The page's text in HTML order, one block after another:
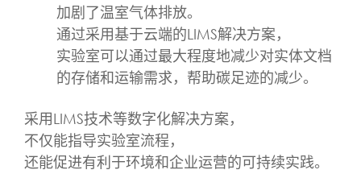
加剧了温室气体排放。
通过采用基于云端的LIMS解决方案，
实验室可以通过最大程度地减少对实体文档
的存储和运输需求，帮助碳足迹的减少。
采用LIMS技术等数字化解决方案，
不仅能指导实验室流程，
还能促进有利于环境和企业运营的可持续实践。